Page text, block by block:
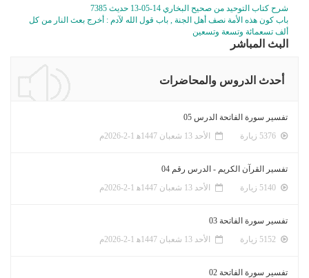
شرح كتاب التوحيد من صحيح البخاري 14-05-13 حديث 7385
باب كون هذه الأمة نصف أهل الجنة , باب قول الله لآدم : أخرج بعث النار من كل
ألف تسعمائة وتسعة وتسعين
البث المباشر
أحدث الدروس والمحاضرات
تفسير سورة الفاتحة الدرس 05
الأحد 13 شعبان 1447ﻫ 1-2-2026م
تفسير القرآن الكريم - الدرس رقم 04
الأحد 13 شعبان 1447ﻫ 1-2-2026م
تفسير سورة الفاتحة 03
الأحد 13 شعبان 1447ﻫ 1-2-2026م
تفسير سورة الفاتحة 02